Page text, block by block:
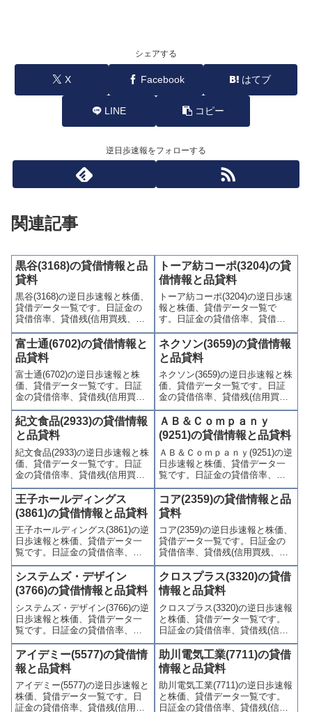
シェアする
X Facebook はてブ
LINE コピー
逆日歩速報をフォローする
関連記事
黒谷(3168)の貸借情報と品
貸料
黒谷(3168)の逆日歩速報と株価、
貸借データ一覧です。日証金の
貸借倍率、貸借残(信用買残、信
用売残)、品貸料(逆日歩)、東証
の週末残高、規制(注意喚起・申
込停止)など、空売り関連情報を
集計し、図解でわかりやすくま
とめて掲載しています。
トーア紡コーポ(3204)の貸
借情報と品貸料
トーア紡コーポ(3204)の逆日歩速
報と株価、貸借データ一覧で
す。日証金の貸借倍率、貸借残
(信用買残、信用売残)、品貸料
(逆日歩)、東証の週末残高、規制
(注意喚起・申込停止)など、空売
り関連情報を集計し、図解でわ
かりやすくまとめて掲載してい
ます。
富士通(6702)の貸借情報と
品貸料
富士通(6702)の逆日歩速報と株
価、貸借データ一覧です。日証
金の貸借倍率、貸借残(信用買
残、信用売残)、品貸料(逆日
歩)、東証の週末残高、規制(注意
喚起・申込停止)など、空売り関
連情報を集計し、図解でわかり
やすくまとめて掲載していま
す。
ネクソン(3659)の貸借情報
と品貸料
ネクソン(3659)の逆日歩速報と株
価、貸借データ一覧です。日証
金の貸借倍率、貸借残(信用買
残、信用売残)、品貸料(逆日
歩)、東証の週末残高、規制(注意
喚起・申込停止)など、空売り関
連情報を集計し、図解でわかり
やすくまとめて掲載していま
す。
紀文食品(2933)の貸借情報
と品貸料
紀文食品(2933)の逆日歩速報と株
価、貸借データ一覧です。日証
金の貸借倍率、貸借残(信用買
残、信用売残)、品貸料(逆日
歩)、東証の週末残高、規制(注意
喚起・申込停止)など、空売り関
連情報を集計し、図解でわかり
やすくまとめて掲載していま
す。
ＡＢ＆Ｃｏｍｐａｎｙ
(9251)の貸借情報と品貸料
ＡＢ＆Ｃｏｍｐａｎｙ(9251)の逆
日歩速報と株価、貸借データ一
覧です。日証金の貸借倍率、貸
借残(信用買残、信用売残)、品貸
料(逆日歩)、東証の週末残高、規
制(注意喚起・申込停止)など、空
売り関連情報を集計し、図解で
わかりやすくまとめて掲載して
います。
王子ホールディングス
(3861)の貸借情報と品貸料
王子ホールディングス(3861)の逆
日歩速報と株価、貸借データ一
覧です。日証金の貸借倍率、貸
借残(信用買残、信用売残)、品貸
料(逆日歩)、東証の週末残高、規
制(注意喚起・申込停止)など、空
売り関連情報を集計し、図解で
わかりやすくまとめて掲載して
います。
コア(2359)の貸借情報と品
貸料
コア(2359)の逆日歩速報と株価、
貸借データ一覧です。日証金の
貸借倍率、貸借残(信用買残、信
用売残)、品貸料(逆日歩)、東証
の週末残高、規制(注意喚起・申
込停止)など、空売り関連情報を
集計し、図解でわかりやすくま
とめて掲載しています。
システムズ・デザイン
(3766)の貸借情報と品貸料
システムズ・デザイン(3766)の逆
日歩速報と株価、貸借データ一
覧です。日証金の貸借倍率、貸
借残(信用買残、信用売残)、品貸
料(逆日歩)、東証の週末残高、規
制(注意喚起・申込停止)など、空
売り関連情報を集計し、図解で
わかりやすくまとめて掲載して
います。
クロスプラス(3320)の貸借
情報と品貸料
クロスプラス(3320)の逆日歩速報
と株価、貸借データ一覧です。
日証金の貸借倍率、貸借残(信用
買残、信用売残)、品貸料(逆日
歩)、東証の週末残高、規制(注意
喚起・申込停止)など、空売り関
連情報を集計し、図解でわかり
やすくまとめて掲載していま
す。
アイデミー(5577)の貸借情
報と品貸料
アイデミー(5577)の逆日歩速報と
株価、貸借データ一覧です。日
証金の貸借倍率、貸借残(信用買
助川電気工業(7711)の貸借
情報と品貸料
助川電気工業(7711)の逆日歩速報
と株価、貸借データ一覧です。
日証金の貸借倍率、貸借残(信用